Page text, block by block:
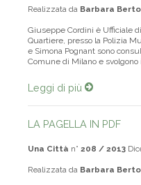
Realizzata da Barbara
Giuseppe Cordini è Ufficiale
Quartiere, presso la Polizia
e Simona Pognant sono
Comune di Milano e svolgono
Leggi di più
LA PAGELLA IN PDF
Una Città n° 208 / 2013
Realizzata da Barbara